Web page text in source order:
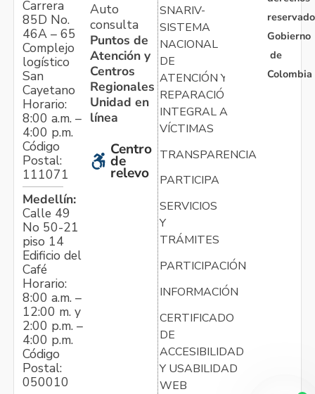
Carrera
85D No.
46A – 65
Complejo
logístico
San
Cayetano
Horario:
8:00 a.m. –
4:00 p.m.
Código
Postal:
111071
Medellín:
Calle 49
No 50-21
piso 14
Edificio del
Café
Horario:
8:00 a.m. –
12:00 m. y
2:00 p.m. –
4:00 p.m.
Código
Postal:
050010
Auto
consulta
Puntos de
Atención y
Centros
Regionales
Unidad en
línea
Centro
de
relevo
SNARIV-
SISTEMA
NACIONAL
DE
ATENCIÓN Y
REPARACIÓN
INTEGRAL A
VÍCTIMAS
TRANSPARENCIA
PARTICIPA
SERVICIOS
Y
TRÁMITES
PARTICIPACIÓN
INFORMACIÓN
CERTIFICADO
DE
ACCESIBILIDAD
Y USABILIDAD
WEB
Gobierno
de
Colombia